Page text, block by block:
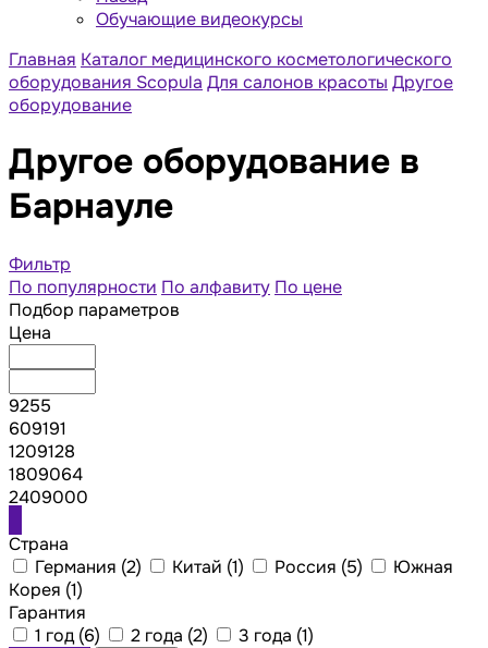
Обучающие видеокурсы
Главная Каталог медицинского косметологического
оборудования Scopula Для салонов красоты Другое
оборудование
Другое оборудование в
Барнауле
Фильтр
По популярности По алфавиту По цене
Подбор параметров
Цена
9255
609191
1209128
1809064
2409000
Страна
Германия (2) Китай (1) Россия (5)
Южная
Корея (1)
Гарантия
1 год (6) 2 года (2) 3 года (1)